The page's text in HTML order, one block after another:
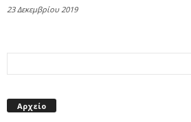
23 Δεκεμβρίου 2019
Αρχείο